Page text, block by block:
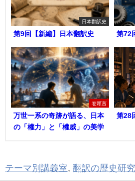
日本翻訳史
第9回【新編】日本翻訳史 第72
巻頭言
万世一系の奇跡が語る、日本
の「權力」と「權威」の美学
第28
テーマ別講義室 翻訳の歴史研究